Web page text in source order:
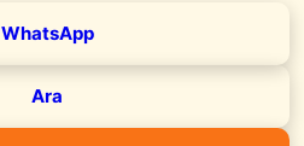
WhatsApp
Ara